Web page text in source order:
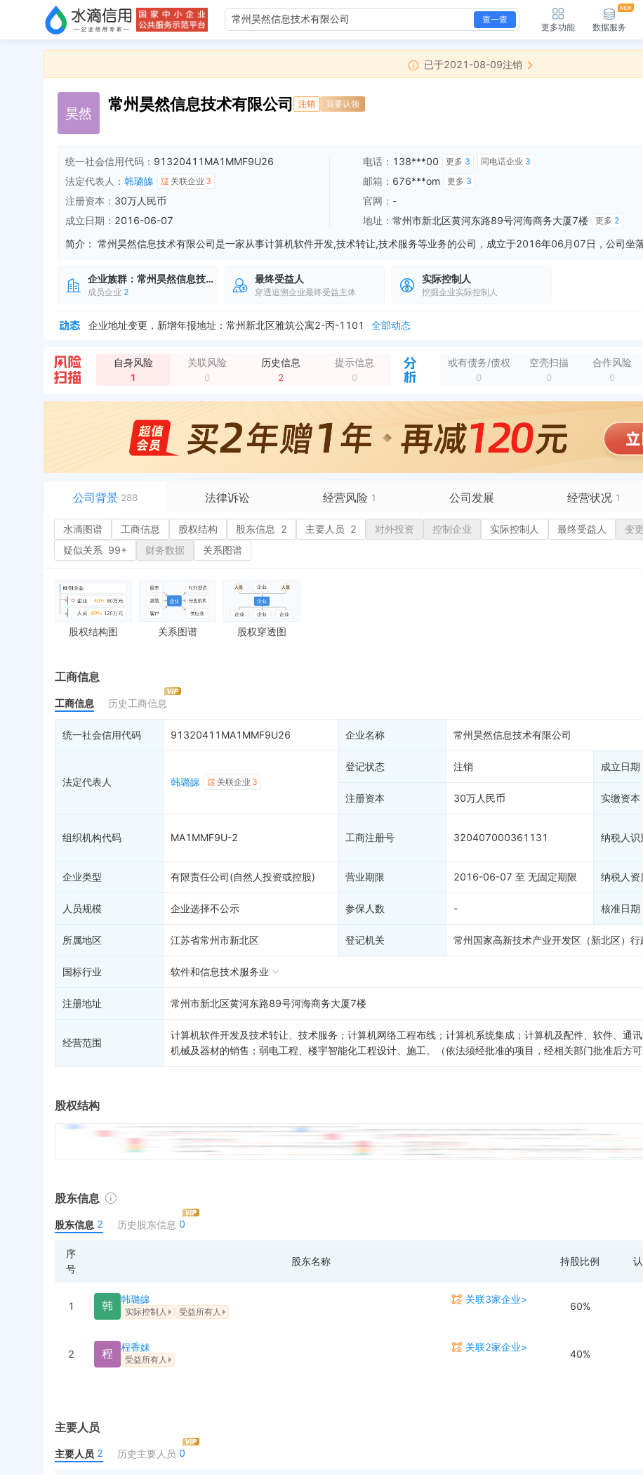
查一查
更多功能 数据服务
已于2021-08-09注销
昊然 常州昊然信息技术有限公司 注销 我要认领
统一社会信用代码： 91320411MA1MMF9U26
法定代表人： 韩璐皞 关联企业 3
注册资本： 30万人民币
成立日期： 2016-06-07
电话： 138***00 更多 3 同电话企业 3
邮箱： 676***om 更多 3
官网： -
地址： 常州市新北区黄河东路89号河海商务大厦7楼 更多 2
简介：
企业族群： 常州昊然信息技术有限公司
成员企业 2
最终受益人
穿透追溯企业最终受益主体
实际控制人
挖掘企业实际控制人
企业地址变更，新增年报地址：常州新北区雅筑公寓2-丙-1101
全部动态
企业地址变更，新增年报地址：江苏省常州市新北区黄河东路89号河海商务大厦7楼
全部动态
全部动态
自身风险
1
关联风险
0
历史信息
2
提示信息
0
或有债务/债权
0
空壳扫描
0
合作风险
0
公司背景 288 法律诉讼 经营风险 1 公司发展 经营状况 1
水滴图谱
工商信息
股东信息
主要人员 2
对外投资
控制企业
最终受益人
企业年报
工商自主公示
财务数据
司法案件
立案信息
法院公告
裁判文书
送达公告
被执行人
终本案件
询价评估
司法协助
或有债务债权
注销备案
融资历史
招投标
信用评价
进出口信用
地块公示
客户
水滴图谱 工商信息 股权结构 股东信息 2 主要人员 2 对外投资 控制企业 实际控制人 最终受益人 变
疑似关系 99+ 财务数据 关系图谱
股权结构图 关系图谱 股权穿透图
工商信息
工商信息 历史工商信息
统一社会信用代码 91320411MA1MMF9U26 企业名称 常州昊然信息技术有限公司
法定代表人 韩璐皞 关联企业 3
登记状态 注销 成立日期
注册资本 30万人民币 实缴资本
组织机构代码 MA1MMF9U-2 工商注册号 320407000361131 纳税人识
企业类型 有限责任公司(自然人投资或控股) 营业期限 2016-06-07 至 无固定期限 纳税人资
人员规模 企业选择不公示 参保人数 - 核准日期
所属地区 江苏省常州市新北区 登记机关 常州国家高新技术产业开发区（新北区）行
国标行业 软件和信息技术服务业
注册地址 常州市新北区黄河东路89号河海商务大厦7楼
经营范围
计算机软件开发及技术转让、技术服务；计算机网络工程布线；计算机系统集成；计算机及配件、软件、通
机械及器材的销售；弱电工程、楼宇智能化工程设计、施工。（依法须经批准的项目，经相关部门批准后方可
股权结构
股东信息
股东信息 2 历史股东信息 0
序
号
股东名称 持股比例
1 韩
韩璐皞 关联3家企业>
实际控制人 受益所有人 60%
2 程
程香妹 关联2家企业>
受益所有人 40%
主要人员
主要人员 2 历史主要人员 0